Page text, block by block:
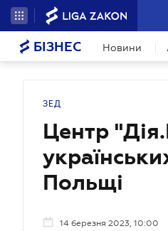
БІЗНЕС Новини
ЗЕД
Центр
Польщі
14 березня 2023, 10:00